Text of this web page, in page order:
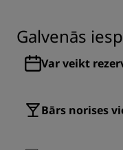
Galvenās
Var veikt
Bārs norises